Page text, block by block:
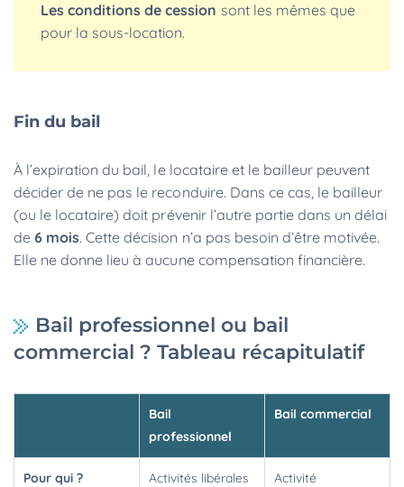
Les conditions de cession sont les mêmes que
pour la sous-location.
Fin du bail
À l’expiration du bail, le locataire et le bailleur peuvent
décider de ne pas le reconduire. Dans ce cas, le bailleur
(ou le locataire) doit prévenir l’autre partie dans un délai
de6 mois. Cette décision n’a pas besoin d’être motivée.
Elle ne donne lieu à aucune compensation financière.
Bail professionnel ou bail
commercial ? Tableau récapitulatif
Bail
professionnel
Bail commercial
Pour qui ?
Activités libérales
Activité